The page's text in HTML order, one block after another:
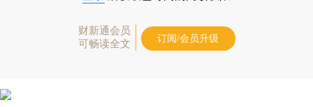
财新通会员
可畅读全文
订阅/会员升级